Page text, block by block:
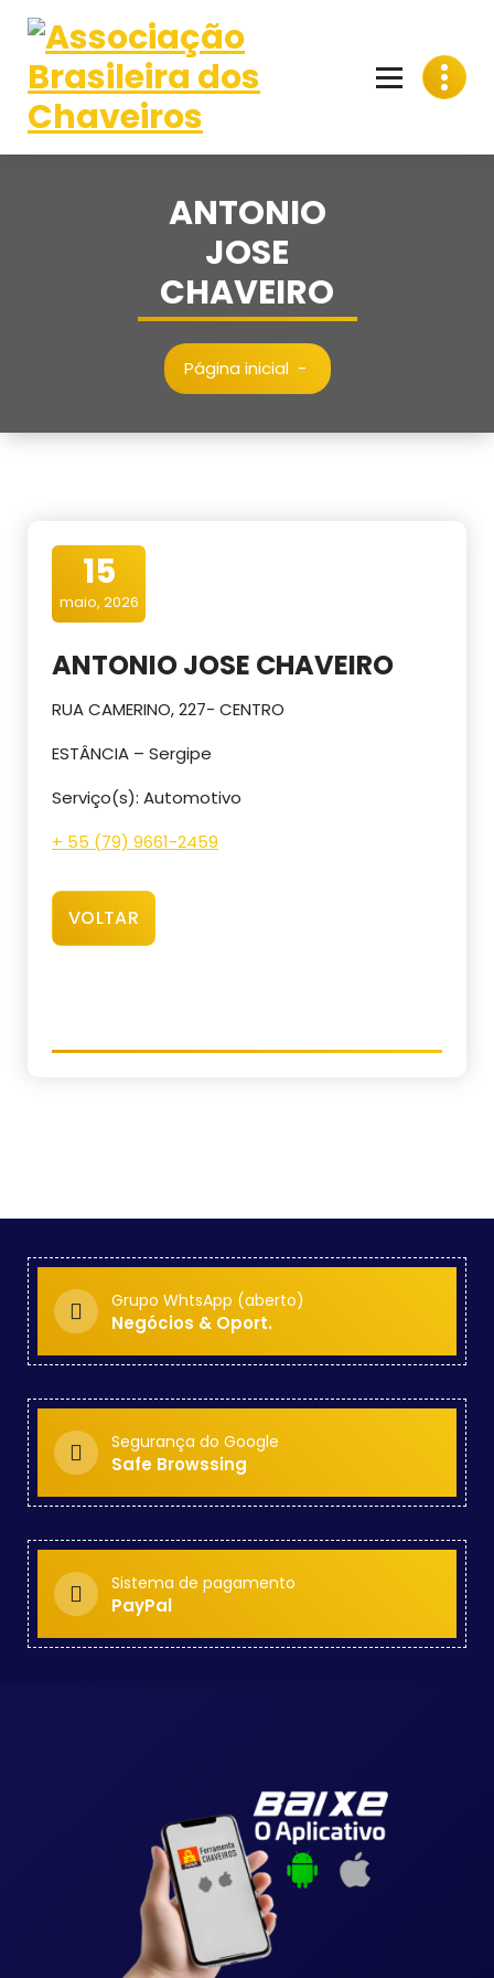
para
conteúdo
ANTONIO
JOSE
CHAVEIRO
Página inicial-
15
maio, 2026
ANTONIO JOSE CHAVEIRO
RUA CAMERINO, 227- CENTRO
ESTÂNCIA – Sergipe
Serviço(s): Automotivo
+ 55 (79) 9661-2459
VOLTAR
Grupo WhtsApp (aberto)
Negócios & Oport.
Segurança do Google
Safe Browssing
Sistema de pagamento
PayPal